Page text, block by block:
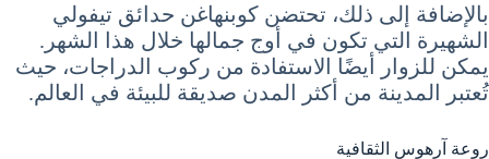
بالإضافة إلى ذلك، تحتضن كوبنهاغن حدائق تيفولي
الشهيرة التي تكون في أوج جمالها خلال هذا الشهر.
يمكن للزوار أيضًا الاستفادة من ركوب الدراجات، حيث
تُعتبر المدينة من أكثر المدن صديقة للبيئة في العالم.
روعة آرهوس الثقافية